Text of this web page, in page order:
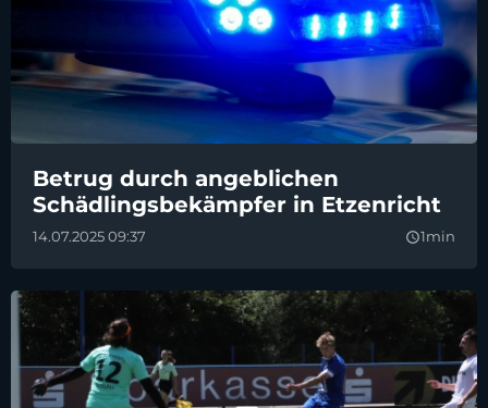
Betrug durch angeblichen
Schädlingsbekämpfer in Etzenricht
14.07.2025 09:37 query_builder1min